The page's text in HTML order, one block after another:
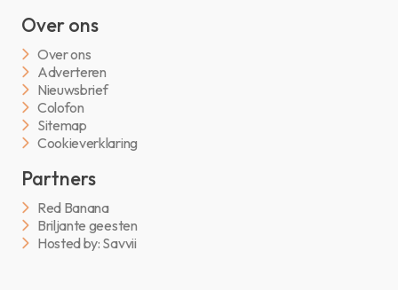
Over ons
Over ons
Adverteren
Nieuwsbrief
Colofon
Sitemap
Cookieverklaring
Partners
Red Banana
Briljante geesten
Hosted by: Savvii